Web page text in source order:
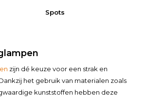
Spots
zijn dé keuze voor een strak en
het gebruik van materialen zoals
kunststoffen hebben deze